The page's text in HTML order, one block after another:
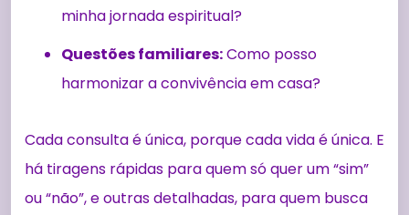
minha jornada espiritual?
Questões familiares:Como posso
harmonizar a convivência em casa?
Cada consulta é única, porque cada vida é única. E
há tiragens rápidas para quem só quer um “sim”
ou “não”, e outras detalhadas, para quem busca